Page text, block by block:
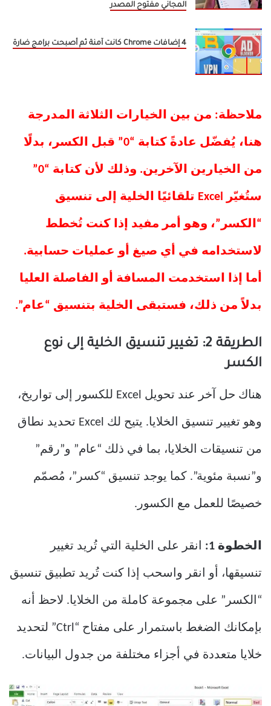
المجاني مفتوح المصدر
4 إضافات Chrome كانت آمنة ثم أصبحت برامج ضارة
ملاحظة: من بين الخيارات الثلاثة المدرجة
هنا، يُفضّل عادةً كتابة “0” قبل الكسر، بدلًا
من الخيارين الآخرين. وذلك لأن كتابة “0”
ستُغيّر Excel تلقائيًا الخلية إلى تنسيق
“الكسر”، وهو أمر مفيد إذا كنت تُخطط
لاستخدامه في أي صيغ أو عمليات حسابية.
أما إذا استخدمت المسافة أو الفاصلة العليا
بدلاً من ذلك، فستبقى الخلية بتنسيق “عام”.
الطريقة 2: تغيير تنسيق الخلية إلى نوع
الكسر
هناك حل آخر عند تحويل Excel للكسور إلى تواريخ،
وهو تغيير تنسيق الخلايا. يتيح لك Excel تحديد نطاق
من تنسيقات الخلايا، بما في ذلك “عام” و”رقم”
و”نسبة مئوية”. كما يوجد تنسيق “كسر”، مُصمّم
خصيصًا للعمل مع الكسور.
الخطوة 1: انقر على الخلية التي تُريد تغيير
تنسيقها، أو انقر واسحب إذا كنت تُريد تطبيق تنسيق
“الكسر” على مجموعة كاملة من الخلايا. لاحظ أنه
بإمكانك الضغط باستمرار على مفتاح “Ctrl” لتحديد
خلايا متعددة في أجزاء مختلفة من جدول البيانات.